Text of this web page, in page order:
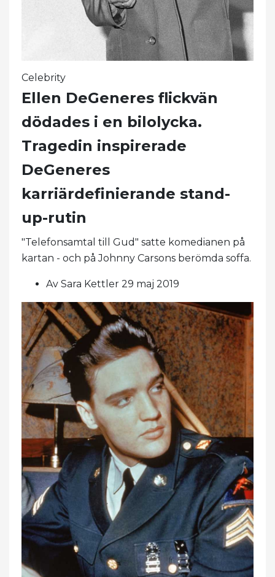
Celebrity
Ellen DeGeneres flickvän
dödades i en bilolycka.
Tragedin inspirerade
DeGeneres
karriärdefinierande stand-
up-rutin
"Telefonsamtal till Gud" satte komedianen på
kartan - och på Johnny Carsons berömda soffa.
Av Sara Kettler 29 maj 2019